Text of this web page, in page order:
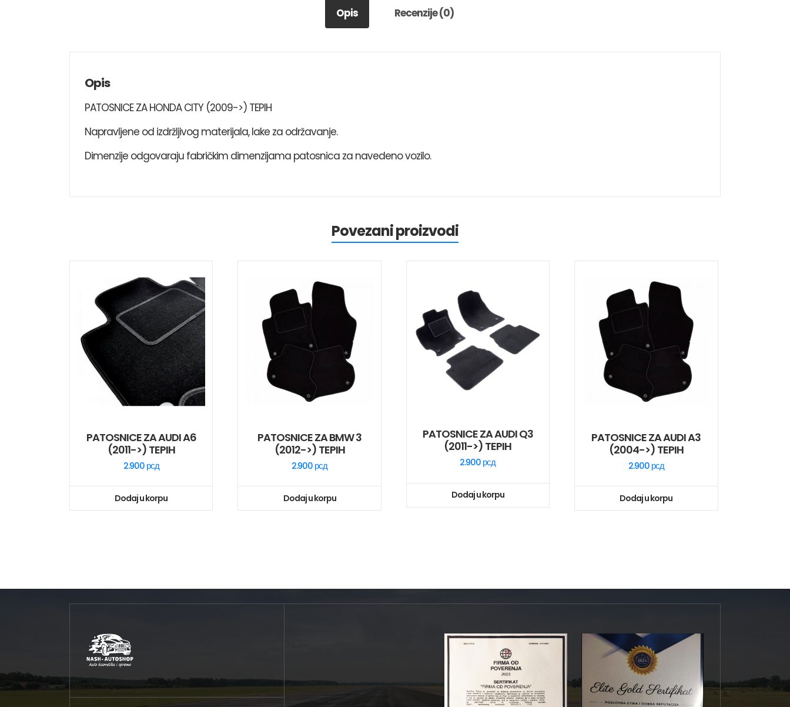
Opis Recenzije (0)
Opis
PATOSNICE ZA HONDA CITY (2009->) TEPIH
Napravljene od izdržljivog materijala, lake za održavanje.
Dimenzije odgovaraju fabričkim dimenzijama patosnica za navedeno vozilo.
Povezani proizvodi
PATOSNICE ZA AUDI A6
(2011->) TEPIH
2.900 рсд
Dodaj u korpu
PATOSNICE ZA BMW 3
(2012->) TEPIH
2.900 рсд
Dodaj u korpu
PATOSNICE ZA AUDI Q3
(2011->) TEPIH
2.900 рсд
Dodaj u korpu
PATOSNICE ZA AUDI A3
(2004->) TEPIH
2.900 рсд
Dodaj u korpu